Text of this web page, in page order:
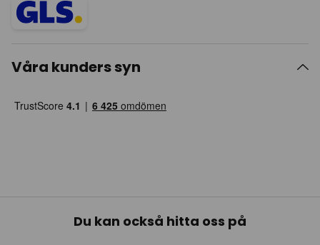
Våra kunders syn
Du kan också hitta oss på